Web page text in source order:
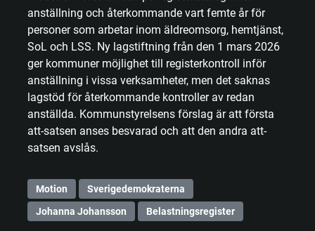
anställning och återkommande vart femte år för
personer som arbetar inom äldreomsorg, hemtjänst,
SoL och LSS. Ny lagstiftning från den 1 mars 2026
ger kommuner möjlighet till registerkontroll inför
anställning i vissa verksamheter, men det saknas
lagstöd för återkommande kontroller av redan
anställda. Kommunstyrelsens förslag är att första
att-satsen anses besvarad och att den andra att-
satsen avslås.
Motion
Sverigedemokraterna
Johanna Johansson
Belastningsregister